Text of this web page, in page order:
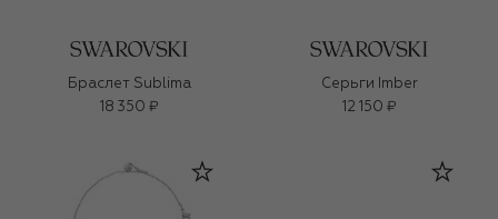
Браслет Sublima
18 350 ₽
Серьги Imber
12 150 ₽